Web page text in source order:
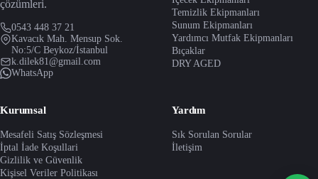
çözümleri.
0543 448 37 21
Kavacık Mah. Mensup Sok.
No:5/C Beykoz/İstanbul
k.dilek81@gmail.com
WhatsApp
Temizlik Ekipmanları
Sunum Ekipmanları
Yardımcı Mutfak Ekipmanları
Bıçaklar
DRY AGED
Kurumsal
Mesafeli Satış Sözleşmesi
İptal İade Koşullari
Gizlilik ve Güvenlik
Kişisel Veriler Politikası
Yardım
Sık Sorulan Sorular
İletişim